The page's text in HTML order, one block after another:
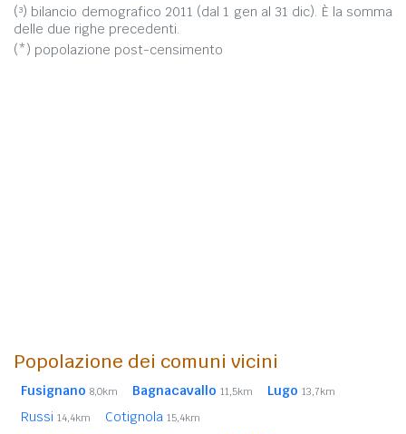
(³) bilancio demografico 2011 (dal 1 gen al 31 dic). È la somma
delle due righe precedenti.
(*) popolazione post-censimento
Popolazione dei comuni vicini
Fusignano 8,0km Bagnacavallo 11,5km Lugo 13,7km
Russi 14,4km Cotignola 15,4km